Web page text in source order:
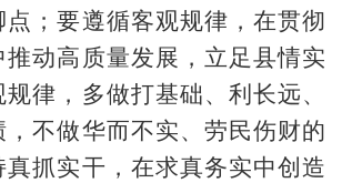
点；要遵循客观规律，在贯彻
推动高质量发展，立足县情实
律，多做打基础、利长远、
不做华而不实、劳民伤财的
真抓实干，在求真务实中创造